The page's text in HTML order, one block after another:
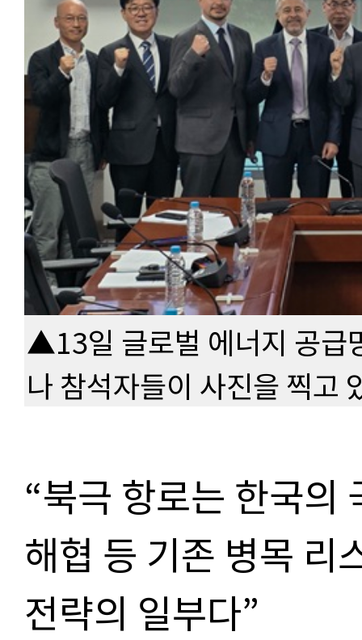
▲13일 글로벌 에너지 공급
나 참석자들이 사진을 찍고
“북극 항로는 한국의
해협 등 기존 병목 리
전략의 일부다”